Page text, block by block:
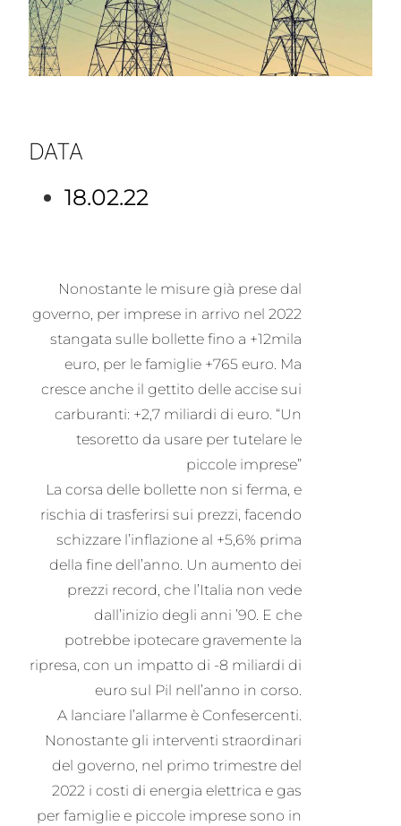
DATA
18.02.22
Nonostante le misure già prese dal
governo, per imprese in arrivo nel 2022
stangata sulle bollette fino a +12mila
euro, per le famiglie +765 euro. Ma
cresce anche il gettito delle accise sui
carburanti: +2,7 miliardi di euro. “Un
tesoretto da usare per tutelare le
piccole imprese”
La corsa delle bollette non si ferma, e
rischia di trasferirsi sui prezzi, facendo
schizzare l’inflazione al +5,6% prima
della fine dell’anno. Un aumento dei
prezzi record, che l’Italia non vede
dall’inizio degli anni ’90. E che
potrebbe ipotecare gravemente la
ripresa, con un impatto di -8 miliardi di
euro sul Pil nell’anno in corso.
A lanciare l’allarme è Confesercenti.
Nonostante gli interventi straordinari
del governo, nel primo trimestre del
2022 i costi di energia elettrica e gas
per famiglie e piccole imprese sono in